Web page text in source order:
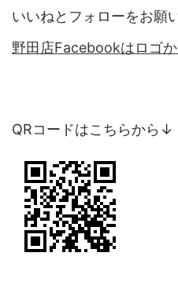
いいねとフォローをお願
野田店Facebookはロゴか
QRコードはこちらから↓